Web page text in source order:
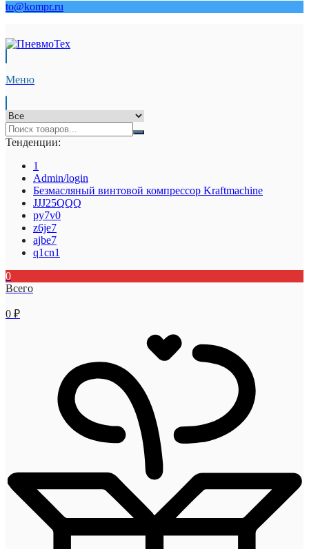
to@kompr.ru
Меню
Тенденции:
1
Admin/login
Безмасляный винтовой компрессор Kraftmaсhine
JJJ25QQQ
py7v0
z6je7
ajbe7
q1cn1
0
Всего
0 ₽